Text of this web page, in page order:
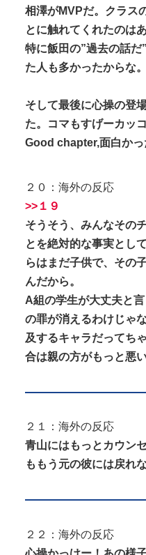
相澤がMVPだ。クラス
とに触れてくれたのは
特に飯田の”過去の話
た人も多かったからな。
そして最後に心操の登
た。コマもすげーカッ
Good chapter,面白かっ
２０：海外の反応
>>１９
そうそう、みんなその
とを絶対的な事実とし
らはまだ子供で、その
んだから。
A組の学生が大丈夫と
の罪が消えるわけじゃ
及するキャラだってち
合は親の方がもっと悪い
２１：海外の反応
青山にはもっとカウン
ももう元の彼には戻れ
２２：海外の反応